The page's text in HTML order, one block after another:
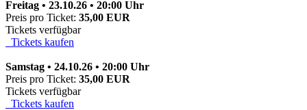
Freitag • 23.10.26 • 20:00 Uhr
Preis pro Ticket: 35,00 EUR
Tickets verfügbar
Tickets kaufen
Samstag • 24.10.26 • 20:00 Uhr
Preis pro Ticket: 35,00 EUR
Tickets verfügbar
Tickets kaufen